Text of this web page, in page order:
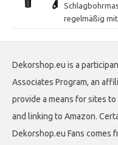
regelmäßig
Dekorshop.eu is a
Associates Program, an
provide a means for sites
and linking to Amazon.
Dekorshop.eu Fans comes